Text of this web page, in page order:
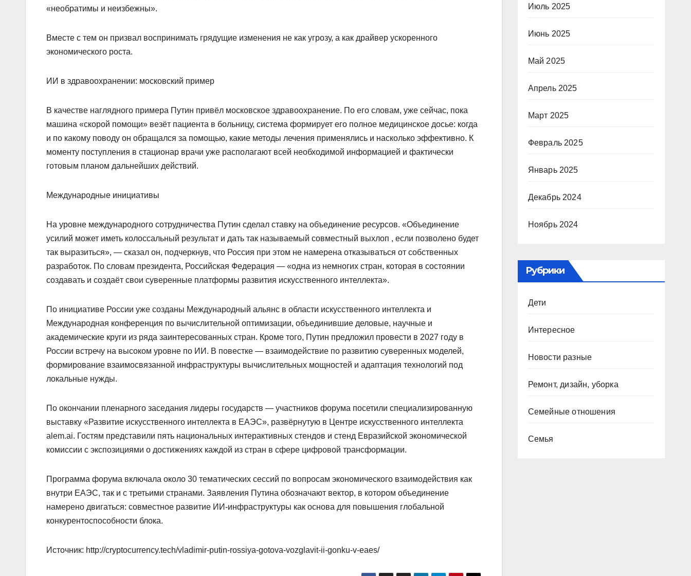
«необратимы и неизбежны».
Вместе с тем он призвал воспринимать грядущие изменения не как угрозу, а как драйвер ускоренного
экономического роста.
ИИ в здравоохранении: московский пример
В качестве наглядного примера Путин привёл московское здравоохранение. По его словам, уже сейчас, пока
машина «скорой помощи» везёт пациента в больницу, система формирует его полное медицинское досье: когда
и по какому поводу он обращался за помощью, какие методы лечения применялись и насколько эффективно. К
моменту поступления в стационар врачи уже располагают всей необходимой информацией и фактически
готовым планом дальнейших действий.
Международные инициативы
На уровне международного сотрудничества Путин сделал ставку на объединение ресурсов. «Объединение
усилий может иметь колоссальный результат и дать так называемый совместный выхлоп , если позволено будет
так выразиться», — сказал он, подчеркнув, что Россия при этом не намерена отказываться от собственных
разработок. По словам президента, Российская Федерация — «одна из немногих стран, которая в состоянии
создавать и создаёт свои суверенные платформы развития искусственного интеллекта».
По инициативе России уже созданы Международный альянс в области искусственного интеллекта и
Международная конференция по вычислительной оптимизации, объединившие деловые, научные и
академические круги из ряда заинтересованных стран. Кроме того, Путин предложил провести в 2027 году в
России встречу на высоком уровне по ИИ. В повестке — взаимодействие по развитию суверенных моделей,
формирование взаимосвязанной инфраструктуры вычислительных мощностей и адаптация технологий под
локальные нужды.
По окончании пленарного заседания лидеры государств — участников форума посетили специализированную
выставку «Развитие искусственного интеллекта в ЕАЭС», развёрнутую в Центре искусственного интеллекта
alem.ai. Гостям представили пять национальных интерактивных стендов и стенд Евразийской экономической
комиссии с экспозициями о достижениях каждой из стран в сфере цифровой трансформации.
Программа форума включала около 30 тематических сессий по вопросам экономического взаимодействия как
внутри ЕАЭС, так и с третьими странами. Заявления Путина обозначают вектор, в котором объединение
намерено двигаться: совместное развитие ИИ-инфраструктуры как основа для повышения глобальной
конкурентоспособности блока.
Источник: http://cryptocurrency.tech/vladimir-putin-rossiya-gotova-vozglavit-ii-gonku-v-eaes/
Июль 2025
Июнь 2025
Май 2025
Апрель 2025
Март 2025
Февраль 2025
Январь 2025
Декабрь 2024
Ноябрь 2024
Рубрики
Дети
Интересное
Новости разные
Ремонт, дизайн, уборка
Семейные отношения
Семья